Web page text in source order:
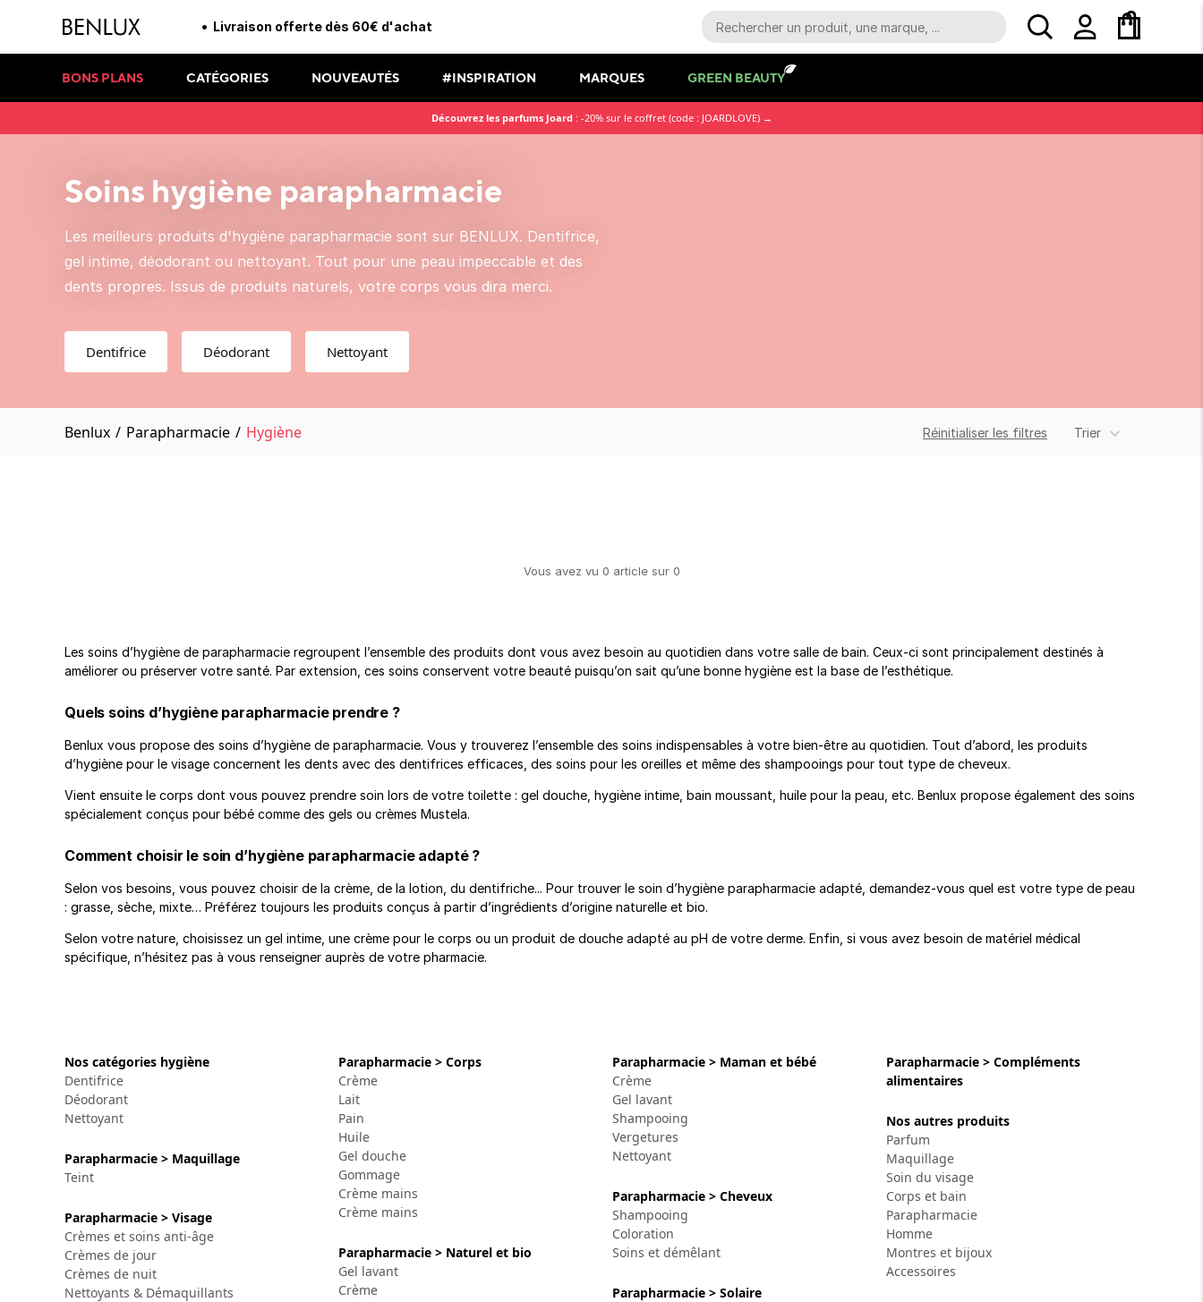
Livraison offerte dès 60€ d'achat
BONS PLANS CATÉGORIES NOUVEAUTÉS #INSPIRATION MARQUES GREEN BEAUTY
Découvrez les parfums Joard : -20% sur le coffret (code : JOARDLOVE) →
Soins hygiène parapharmacie
Les meilleurs produits d'hygiène parapharmacie sont sur BENLUX. Dentifrice,
gel intime, déodorant ou nettoyant. Tout pour une peau impeccable et des
dents propres. Issus de produits naturels, votre corps vous dira merci.
Dentifrice Déodorant Nettoyant
Benlux / Parapharmacie / Hygiène Réinitialiser les filtres Trier
Vous avez vu 0 articlesur 0
Les soins d’hygiène de parapharmacie regroupent l’ensemble des produits dont vous avez besoin au quotidien dans votre salle de bain. Ceux-ci sont principalement destinés à
améliorer ou préserver votre santé. Par extension, ces soins conservent votre beauté puisqu’on sait qu’une bonne hygiène est la base de l’esthétique.
Quels soins d’hygiène parapharmacie prendre ?
Benlux vous propose des soins d’hygiène de parapharmacie. Vous y trouverez l’ensemble des soins indispensables à votre bien-être au quotidien. Tout d’abord, les produits
d’hygiène pour le visage concernent les dents avec des dentifrices efficaces, des soins pour les oreilles et même des shampooings pour tout type de cheveux.
Vient ensuite le corps dont vous pouvez prendre soin lors de votre toilette : gel douche, hygiène intime, bain moussant, huile pour la peau, etc. Benlux propose également des soins
spécialement conçus pour bébé comme des gels ou crèmes Mustela.
Comment choisir le soin d’hygiène parapharmacie adapté ?
Selon vos besoins, vous pouvez choisir de la crème, de la lotion, du dentifriche... Pour trouver le soin d’hygiène parapharmacie adapté, demandez-vous quel est votre type de peau
: grasse, sèche, mixte… Préférez toujours les produits conçus à partir d’ingrédients d’origine naturelle et bio.
Selon votre nature, choisissez un gel intime, une crème pour le corps ou un produit de douche adapté au pH de votre derme. Enfin, si vous avez besoin de matériel médical
spécifique, n’hésitez pas à vous renseigner auprès de votre pharmacie.
Nos catégories hygiène
Dentifrice
Déodorant
Nettoyant
Parapharmacie > Maquillage
Teint
Parapharmacie > Visage
Crèmes et soins anti-âge
Crèmes de jour
Crèmes de nuit
Nettoyants & Démaquillants
Parapharmacie > Corps
Crème
Lait
Pain
Huile
Gel douche
Gommage
Crème mains
Crème mains
Parapharmacie > Naturel et bio
Gel lavant
Crème
Parapharmacie > Maman et bébé
Crème
Gel lavant
Shampooing
Vergetures
Nettoyant
Parapharmacie > Cheveux
Shampooing
Coloration
Soins et démêlant
Parapharmacie > Solaire
Parapharmacie > Compléments
alimentaires
Nos autres produits
Parfum
Maquillage
Soin du visage
Corps et bain
Parapharmacie
Homme
Montres et bijoux
Accessoires